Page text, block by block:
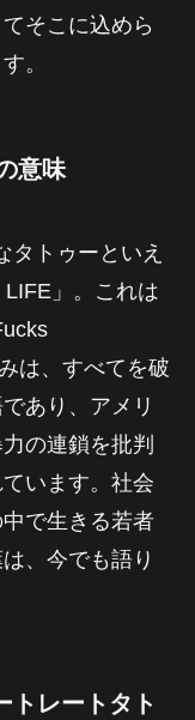
そこに込めら
。
意味
タトゥーといえ
」。これは
は、すべてを破
あり、アメリ
の連鎖を批判
います。社会
で生きる若者
、今でも語り
トレートタト